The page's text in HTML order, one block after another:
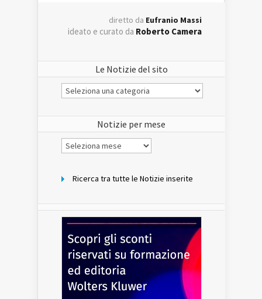
diretto da Eufranio Massi
ideato e curato da Roberto Camera
Le Notizie del sito
Le
Notizie
Notizie per mese
Notizie
per
Ricerca tra tutte le Notizie inserite